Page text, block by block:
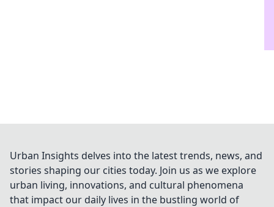
Urban Insights delves into the latest trends, news, and
stories shaping our cities today. Join us as we explore
urban living, innovations, and cultural phenomena
that impact our daily lives in the bustling world of